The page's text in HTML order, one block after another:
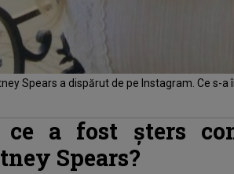
Spears a dispărut de pe Instagram. Ce s-
ce a fost șters
Spears?